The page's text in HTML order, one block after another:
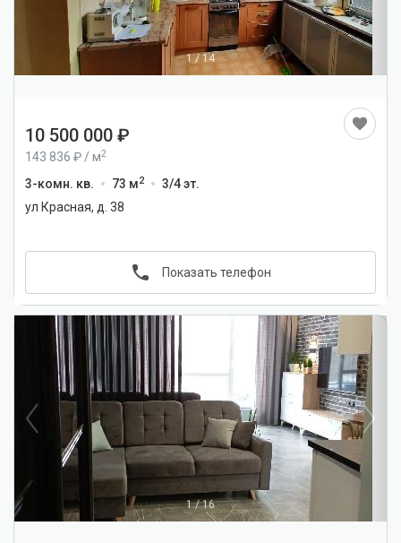
1 / 14
10 500 000
143 836 / м2
3-комн. кв. 73 м2
3/4 эт.
ул Красная, д. 38
Показать телефон
1/16